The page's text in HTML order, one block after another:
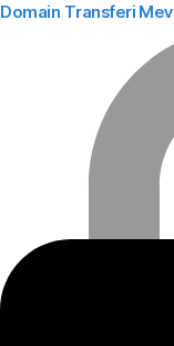
Domain Transferi